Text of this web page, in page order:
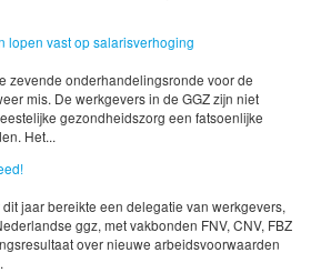
lopen vast op salarisverhoging
zevende onderhandelingsronde voor de
mis. De werkgevers in de GGZ zijn niet
gezondheidszorg een fatsoenlijke
Het...
jaar bereikte een delegatie van werkgevers,
ggz, met vakbonden FNV, CNV, FBZ
over nieuwe arbeidsvoorwaarden